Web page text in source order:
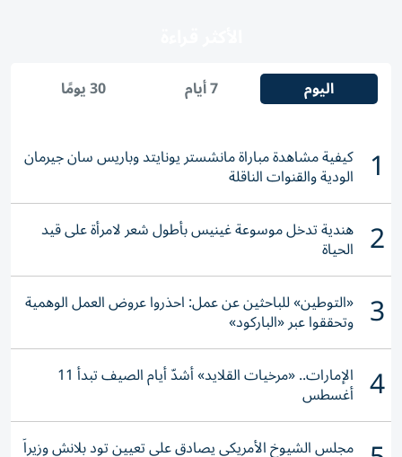
اليوم 7 أيام 30 يومًا
1 كيفية مشاهدة مباراة مانشستر يونايتد وباريس سان جيرمان
الودية والقنوات الناقلة
2 هندية تدخل موسوعة غينيس بأطول شعر لامرأة على قيد
الحياة
3 «التوطين» للباحثين عن عمل: احذروا عروض العمل الوهمية
وتحققوا عبر «الباركود»
4 الإمارات.. «مرخيات القلايد» أشدّ أيام الصيف تبدأ 11
أغسطس
مجلس الشيوخ الأمريكي يصادق على تعيين تود بلانش وزيراً